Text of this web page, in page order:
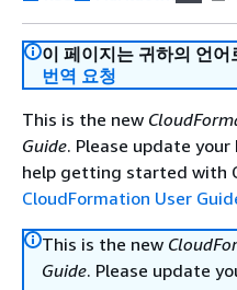
이 페이지는 귀하의 언
번역 요청
This is the new
Guide. Please update
help getting started with
CloudFormation User
This is the new
Guide. Please update